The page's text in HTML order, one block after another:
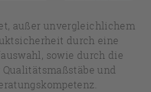
außer unvergleichlichem
durch eine
sowie durch die
und